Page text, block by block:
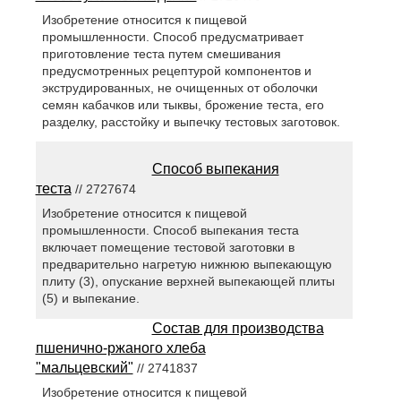
Изобретение относится к пищевой
промышленности. Способ предусматривает
приготовление теста путем смешивания
предусмотренных рецептурой компонентов и
экструдированных, не очищенных от оболочки
семян кабачков или тыквы, брожение теста, его
разделку, расстойку и выпечку тестовых заготовок.
Способ выпекания
теста// 2727674
Изобретение относится к пищевой
промышленности. Способ выпекания теста
включает помещение тестовой заготовки в
предварительно нагретую нижнюю выпекающую
плиту (3), опускание верхней выпекающей плиты
(5) и выпекание.
Состав для производства
пшенично-ржаного хлеба
"мальцевский" // 2741837
Изобретение относится к пищевой